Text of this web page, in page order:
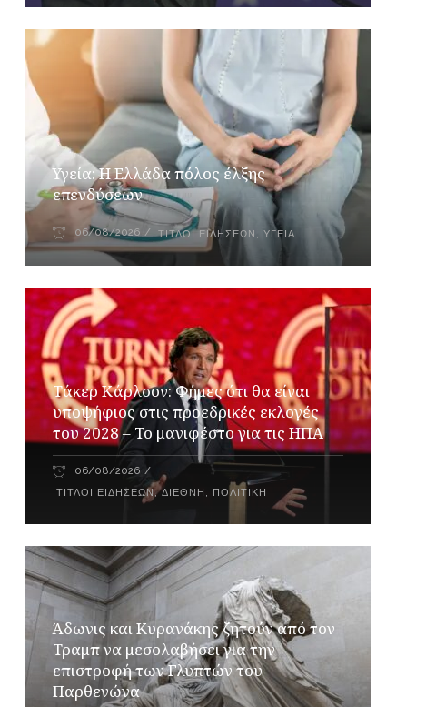
Υγεία: Η Ελλάδα πόλος έλξης
επενδύσεων
06/08/2026 ΤΊΤΛΟΙ ΕΙΔΉΣΕΩΝ ,ΥΓΕΊΑ
Τάκερ Κάρλσον: Φήμες ότι θα είναι
υποψήφιος στις προεδρικές εκλογές
του 2028 – Το μανιφέστο για τις ΗΠΑ
06/08/2026
ΤΊΤΛΟΙ ΕΙΔΉΣΕΩΝ,ΔΙΕΘΝΉ , ΠΟΛΙΤΙΚΉ
Άδωνις και Κυρανάκης ζητούν από τον
Τραμπ να μεσολαβήσει για την
επιστροφή των Γλυπτών του
Παρθενώνα